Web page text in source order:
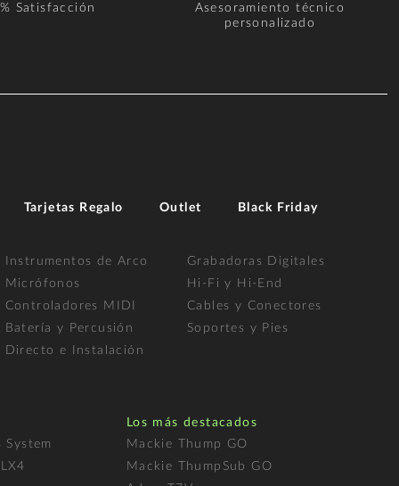
Satisfacción
Asesoramiento técnico
personalizado
Tarjetas Regalo Outlet Black Friday
Instrumentos de Arco
Micrófonos
Controladores MIDI
Batería y Percusión
Directo e Instalación
Grabadoras Digitales
Hi-Fi y Hi-End
Cables y Conectores
Soportes y Pies
Los más destacados
Mackie Thump GO
Mackie ThumpSub GO